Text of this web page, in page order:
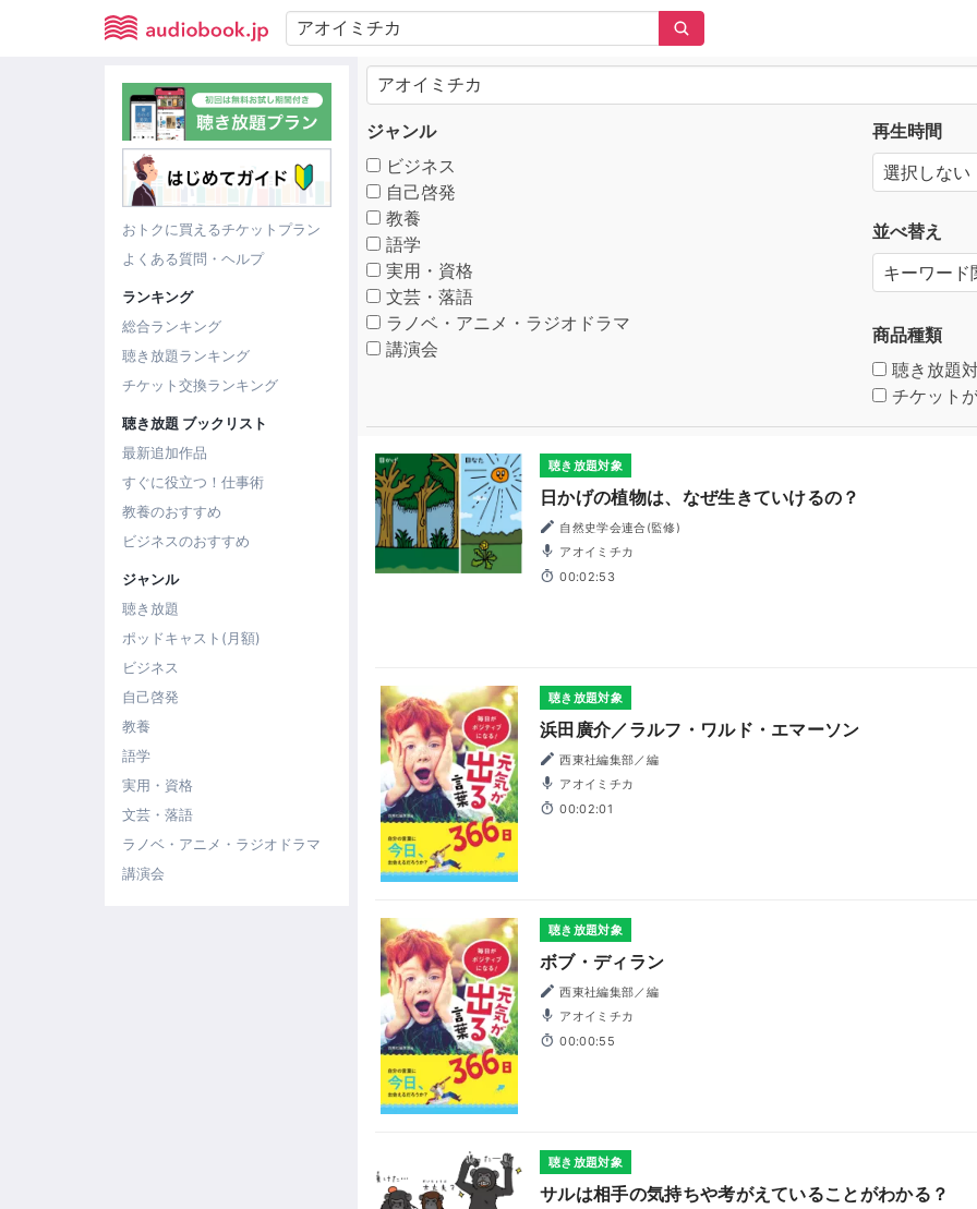
おトクに買えるチケットプラン
よくある質問・ヘルプ
ランキング
総合ランキング
聴き放題ランキング
チケット交換ランキング
聴き放題 ブックリスト
最新追加作品
すぐに役立つ！仕事術
教養のおすすめ
ビジネスのおすすめ
ジャンル
聴き放題
ポッドキャスト(月額)
ビジネス
自己啓発
教養
語学
実用・資格
文芸・落語
ラノベ・アニメ・ラジオドラマ
講演会
ジャンル
ビジネス
自己啓発
教養
語学
実用・資格
文芸・落語
ラノベ・アニメ・ラジオドラマ
講演会
再生時間
並べ替え
商品種類
聴き放題
チケット
聴き放題対象
日かげの植物は、なぜ生きていけるの？
自然史学会連合(監修)
アオイミチカ
00:02:53
聴き放題対象
浜田廣介／ラルフ・ワルド・エマーソン
西東社編集部／編
アオイミチカ
00:02:01
聴き放題対象
ボブ・ディラン
西東社編集部／編
アオイミチカ
00:00:55
聴き放題対象
サルは相手の気持ちや考がえていることがわかる？